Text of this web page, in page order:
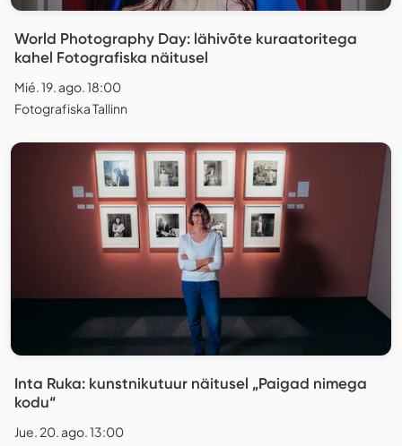
World Photography Day: lähivõte kuraatoritega
kahel Fotografiska näitusel
Mié. 19. ago. 18:00
Fotografiska Tallinn
Inta Ruka: kunstnikutuur näitusel „Paigad nimega
kodu“
Jue. 20. ago. 13:00